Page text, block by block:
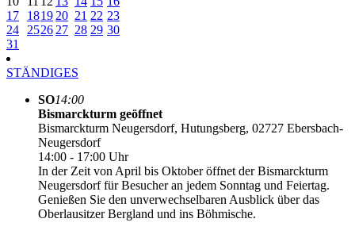
17
1819 20 21 22 23
24
2526 27 28 29 30
31
STÄNDIGES
SO14:00
Bismarckturm geöffnet
Bismarckturm Neugersdorf, Hutungsberg, 02727 Ebersbach-
Neugersdorf
14:00 - 17:00 Uhr
In der Zeit von April bis Oktober öffnet der Bismarckturm
Neugersdorf für Besucher an jedem Sonntag und Feiertag.
Genießen Sie den unverwechselbaren Ausblick über das
Oberlausitzer Bergland und ins Böhmische.